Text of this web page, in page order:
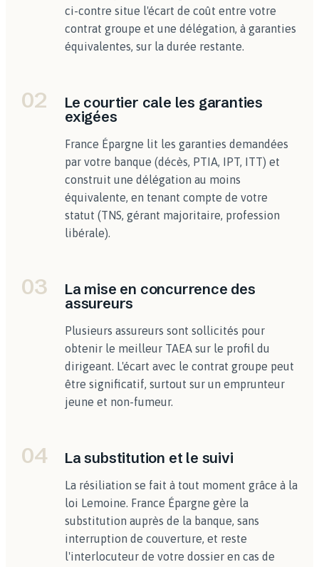
ci-contre situe l'écart de coût entre votre
contrat groupe et une délégation, à garanties
équivalentes, sur la durée restante.
02
Le courtier cale les garanties
exigées
France Épargne lit les garanties demandées
par votre banque (décès, PTIA, IPT, ITT) et
construit une délégation au moins
équivalente, en tenant compte de votre
statut (TNS, gérant majoritaire, profession
libérale).
03
La mise en concurrence des
assureurs
Plusieurs assureurs sont sollicités pour
obtenir le meilleur TAEA sur le profil du
dirigeant. L'écart avec le contrat groupe peut
être significatif, surtout sur un emprunteur
jeune et non-fumeur.
04 La substitution et le suivi
La résiliation se fait à tout moment grâce à la
loi Lemoine. France Épargne gère la
substitution auprès de la banque, sans
interruption de couverture, et reste
l'interlocuteur de votre dossier en cas de